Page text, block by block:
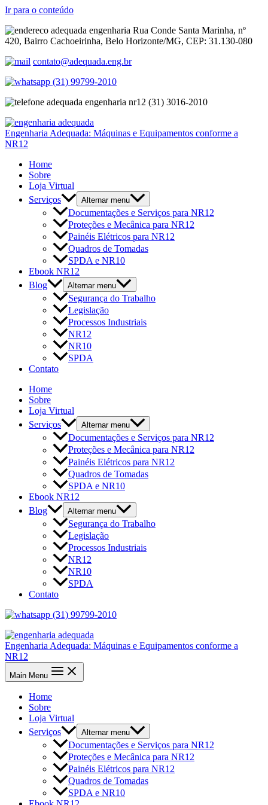
Ir para o conteúdo
Rua Conde Santa Marinha, nº
420, Bairro Cachoeirinha, Belo Horizonte/MG, CEP: 31.130-080
contato@adequada.eng.br
(31) 99799-2010
(31) 3016-2010
Engenharia Adequada: Máquinas e Equipamentos conforme a
NR12
Home
Sobre
Loja Virtual
Serviços
Alternar menu
Documentações e Serviços para NR12
Proteções e Mecânica para NR12
Painéis Elétricos para NR12
Quadros de Tomadas
SPDA e NR10
Ebook NR12
Blog
Alternar menu
Segurança do Trabalho
Legislação
Processos Industriais
NR12
NR10
SPDA
Contato
Home
Sobre
Loja Virtual
Serviços
Alternar menu
Documentações e Serviços para NR12
Proteções e Mecânica para NR12
Painéis Elétricos para NR12
Quadros de Tomadas
SPDA e NR10
Ebook NR12
Blog
Alternar menu
Segurança do Trabalho
Legislação
Processos Industriais
NR12
NR10
SPDA
Contato
(31) 99799-2010
Engenharia Adequada: Máquinas e Equipamentos conforme a
NR12
Main Menu
Home
Sobre
Loja Virtual
Serviços
Alternar menu
Documentações e Serviços para NR12
Proteções e Mecânica para NR12
Painéis Elétricos para NR12
Quadros de Tomadas
SPDA e NR10